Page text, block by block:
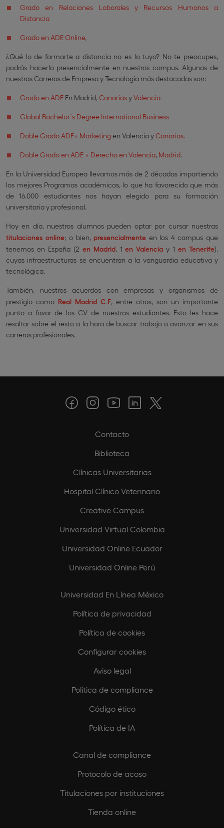
Grado en Relaciones Laborales y Recursos Humanos a
Distancia
Grado en ADE Online,
¿Qué lo de formarte a distancia no es lo tuyo? No te preocupes,
podrás hacerlo presencialmente en nuestros campus. Algunas de
nuestras Carreras de Empresa y Tecnología más destacadas son:
Grado en ADE En Madrid,CanariasyValencia
Global Bachelor´s Degree International Business
Doble Grado ADE+ Marketingen Valencia yCanarias.
Doble Grado en ADE + Derecho en Valencia, Madrid.
En la Universidad Europea llevamos más de 2 décadas impartiendo
los mejores Programas académicos, lo que ha favorecido que más
de 16.000 estudiantes nos hayan elegido para su formación
universitaria y profesional.
Hoy en día, nuestros alumnos pueden optar por cursar nuestras
titulaciones online; o bien, presencialmente en los 4 campus que
tenemos en España (2 en Madrid, 1en Valencia y 1en Tenerife),
cuyas infraestructuras se encuentran a la vanguardia educativa y
tecnológica.
También, nuestros acuerdos con empresas y organismos de
prestigio como Real Madrid C.F, entre otras, son un importante
punto a favor de los CV de nuestros estudiantes. Esto les hace
resaltar sobre el resto a la hora de buscar trabajo o avanzar en sus
carreras profesionales.
Contacto
Biblioteca
Clínicas Universitarias
Hospital Clínico Veterinario
Creative Campus
Universidad Virtual Colombia
Universidad Online Ecuador
Universidad Online Perú
Universidad En Línea México
Política de privacidad
Política de cookies
Configurar cookies
Aviso legal
Política de compliance
Código ético
Política de IA
Canal de compliance
Protocolo de acoso
Titulaciones por instituciones
Tienda online